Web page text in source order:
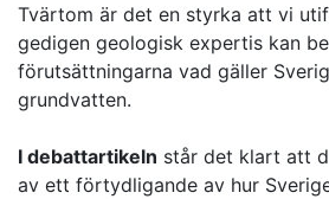
Tvärtom är det en styrka att vi
gedigen geologisk expertis kan
förutsättningarna vad gäller
grundvatten.
I debattartikeln står det klart att
av ett förtydligande av hur